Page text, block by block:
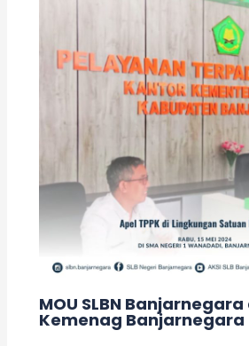
MOU SLBN
Kemenag Banjarnegara